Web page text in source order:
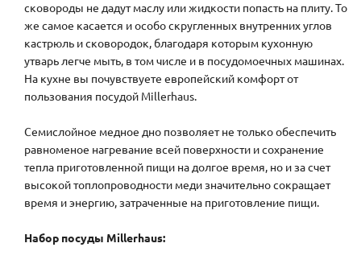
сковороды не дадут маслу или жидкости попасть на плиту. То
же самое касается и особо скругленных внутренних углов
кастрюль и сковородок, благодаря которым кухонную
утварь легче мыть, в том числе и в посудомоечных машинах.
На кухне вы почувствуете европейский комфорт от
пользования посудой Millerhaus.
Семислойное медное дно позволяет не только обеспечить
равноменое нагревание всей поверхности и сохранение
тепла приготовленной пищи на долгое время, но и за счет
высокой топлопроводности меди значительно сокращает
время и энергию, затраченные на приготовление пищи.
Набор посуды Millerhaus: